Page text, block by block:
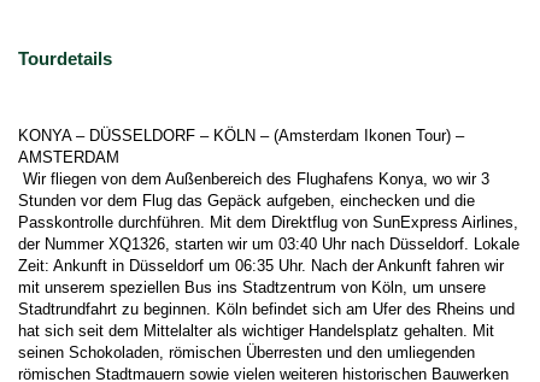
Tourdetails
KONYA – DÜSSELDORF – KÖLN – (Amsterdam Ikonen Tour) –
AMSTERDAM
Stunden vor dem Flug das Gepäck aufgeben, einchecken und die
Passkontrolle durchführen. Mit dem Direktflug von SunExpress Airlines,
der Nummer XQ1326, starten wir um 03:40 Uhr nach Düsseldorf. Lokale
Zeit: Ankunft in Düsseldorf um 06:35 Uhr. Nach der Ankunft fahren wir
mit unserem speziellen Bus ins Stadtzentrum von Köln, um unsere
Stadtrundfahrt zu beginnen. Köln befindet sich am Ufer des Rheins und
hat sich seit dem Mittelalter als wichtiger Handelsplatz gehalten. Mit
seinen Schokoladen, römischen Überresten und den umliegenden
römischen Stadtmauern sowie vielen weiteren historischen Bauwerken